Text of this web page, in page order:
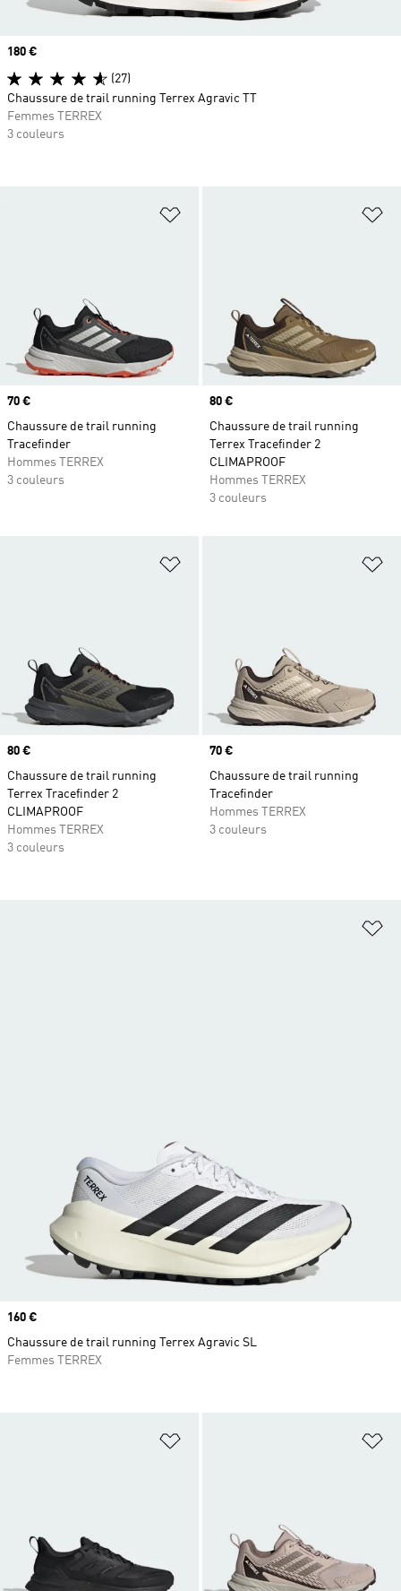
Ajouter à la Liste de produits
Prix
70 €
Chaussure de trail running
Tracefinder
Hommes TERREX
3 couleurs
Prix
80 €
Chaussure de trail running
Terrex Tracefinder 2
CLIMAPROOF
Hommes TERREX
3 couleurs
Ajouter à la Liste de produits
Prix
80 €
Chaussure de trail running
Terrex Tracefinder 2
CLIMAPROOF
Hommes TERREX
3 couleurs
Prix
70 €
Chaussure de trail running
Tracefinder
Hommes TERREX
3 couleurs
Ajouter à la Liste de produits
Prix
180 €
(27)
Chaussure de trail running Terrex Agravic TT
Femmes TERREX
3 couleurs
Prix
160 €
Chaussure de trail running Terrex Agravic SL
Femmes TERREX